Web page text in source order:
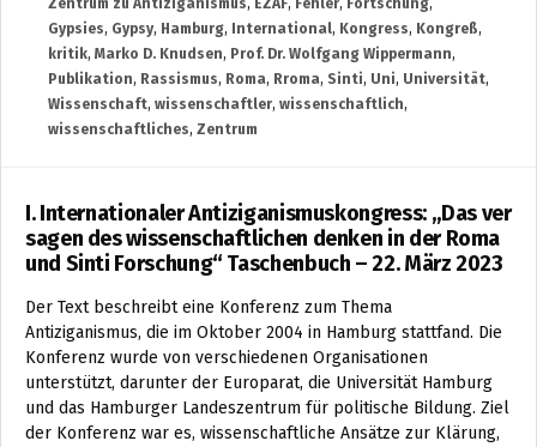
Zentrum zu Antiziganismus, EZAF, Fehler, Fortschung,
Gypsies, Gypsy, Hamburg, International, Kongress, Kongreß,
kritik, Marko D. Knudsen, Prof. Dr. Wolfgang Wippermann,
Publikation, Rassismus, Roma, Rroma, Sinti, Uni, Universität,
Wissenschaft, wissenschaftler, wissenschaftlich,
wissenschaftliches, Zentrum
I. Internationaler Antiziganismuskongress: „Das ver
sagen des wissenschaftlichen denken in der Roma
und Sinti Forschung“ Taschenbuch – 22. März 2023
Der Text beschreibt eine Konferenz zum Thema
Antiziganismus, die im Oktober 2004 in Hamburg stattfand. Die
Konferenz wurde von verschiedenen Organisationen
unterstützt, darunter der Europarat, die Universität Hamburg
und das Hamburger Landeszentrum für politische Bildung. Ziel
der Konferenz war es, wissenschaftliche Ansätze zur Klärung,